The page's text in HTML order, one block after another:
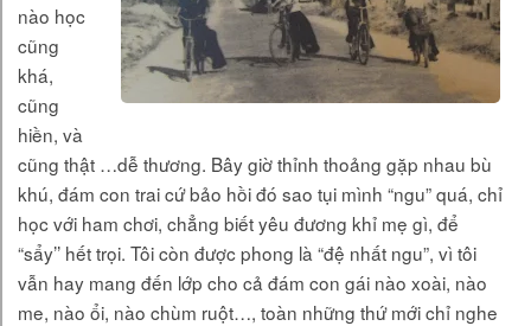
nào học
cũng
khá,
cũng
hiền, và
cũng thật …dễ thương. Bây giờ thỉnh thoảng gặp nhau bù
khú, đám con trai cứ bảo hồi đó sao tụi mình “ngu” quá, chỉ
học với ham chơi, chẳng biết yêu đương khỉ mẹ gì, để
“sẩy’’ hết trọi. Tôi còn được phong là “đệ nhất ngu”, vì tôi
vẫn hay mang đến lớp cho cả đám con gái nào xoài, nào
me, nào ổi, nào chùm ruột…, toàn những thứ mới chỉ nghe